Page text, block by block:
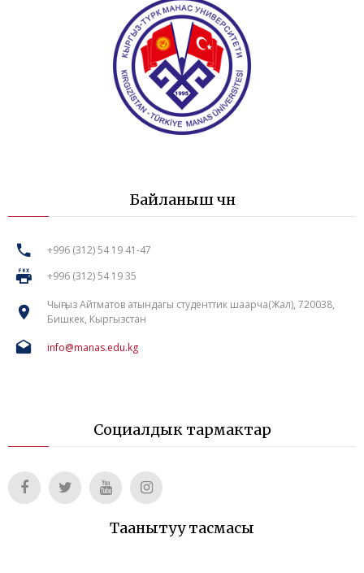
Байланыш үчүн
+996 (312) 54 19 41-47
+996 (312) 54 19 35
Чыңгыз Айтматов атындагы студенттик шаарча(Жал), 720038,
Бишкек, Кыргызстан
info@manas.edu.kg
Социалдык тармактар
Таанытуу тасмасы